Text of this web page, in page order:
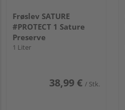
Frøslev SATURE
#PROTECT 1 Sature
Preserve
1 Liter
38,99 € / Stk.